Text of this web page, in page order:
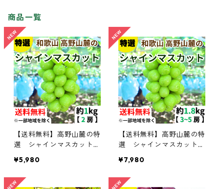
商品一覧
【送料無料】高野山麓の特
選 シャインマスカット
¥5,980
【送料無料】高野山麓の特
選 シャインマスカット
¥7,980